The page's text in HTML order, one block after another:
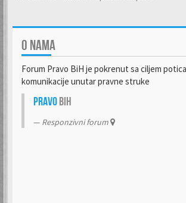
O NAMA
Forum Pravo BiH je pokrenut sa ciljem
komunikacije unutar pravne struke
PravoBiH
Responzivni forum